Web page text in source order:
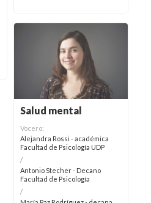
Salud mental
Vocero:
Alejandra Rossi - académica
Facultad de Psicología UDP
/
Antonio Stecher - Decano
Facultad de Psicología
/